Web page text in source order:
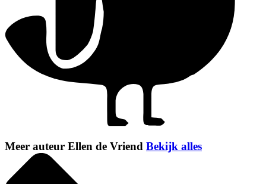
Meer auteur Ellen de Vriend Bekijk alles